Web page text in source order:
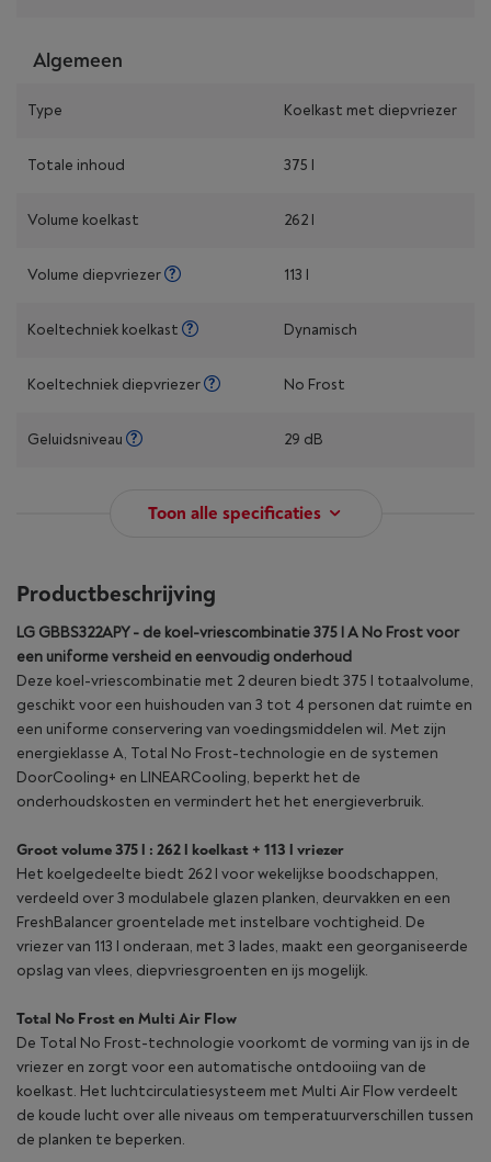
Algemeen
Type Koelkast met diepvriezer
Totale inhoud 375 l
Volume koelkast 262 l
Volume diepvriezer 113 l
Koeltechniek koelkast Dynamisch
Koeltechniek diepvriezer No Frost
Geluidsniveau 29 dB
Toon alle specificaties
Productbeschrijving
LG GBBS322APY - de koel-vriescombinatie 375 l A No Frost voor
een uniforme versheid en eenvoudig onderhoud
Deze koel-vriescombinatie met 2 deuren biedt 375 l totaalvolume,
geschikt voor een huishouden van 3 tot 4 personen dat ruimte en
een uniforme conservering van voedingsmiddelen wil. Met zijn
energieklasse A, Total No Frost-technologie en de systemen
DoorCooling+ en LINEARCooling, beperkt het de
onderhoudskosten en vermindert het het energieverbruik.
Groot volume 375 l : 262 l koelkast + 113 l vriezer
Het koelgedeelte biedt 262 l voor wekelijkse boodschappen,
verdeeld over 3 modulabele glazen planken, deurvakken en een
FreshBalancer groentelade met instelbare vochtigheid. De
vriezer van 113 l onderaan, met 3 lades, maakt een georganiseerde
opslag van vlees, diepvriesgroenten en ijs mogelijk.
Total No Frost en Multi Air Flow
De Total No Frost-technologie voorkomt de vorming van ijs in de
vriezer en zorgt voor een automatische ontdooiing van de
koelkast. Het luchtcirculatiesysteem met Multi Air Flow verdeelt
de koude lucht over alle niveaus om temperatuurverschillen tussen
de planken te beperken.